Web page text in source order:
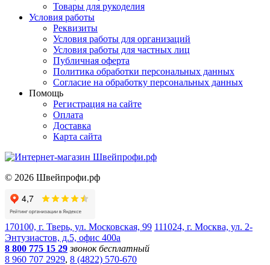
Товары для рукоделия
Условия работы
Реквизиты
Условия работы для организаций
Условия работы для частных лиц
Публичная оферта
Политика обработки персональных данных
Согласие на обработку персональных данных
Помощь
Регистрация на сайте
Оплата
Доставка
Карта сайта
© 2026 Швейпрофи.рф
170100, г. Тверь, ул. Московская, 99 111024, г. Москва, ул. 2-
Энтузиастов, д.5, офис 400а
8 800 775 15 29 звонок бесплатный
8 960 707 2929, 8 (4822) 570-670